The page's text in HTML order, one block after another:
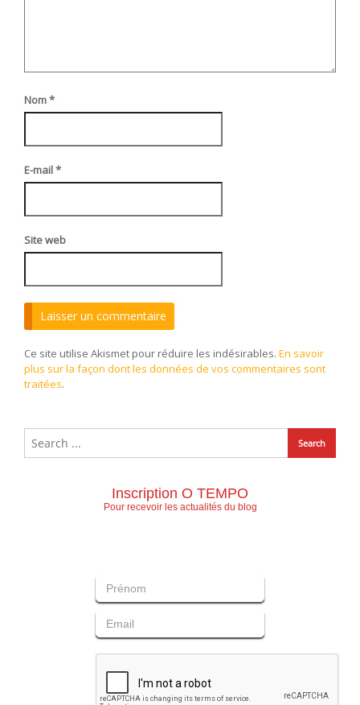
Nom*
E-mail*
Site web
Ce site utilise Akismet pour réduire les indésirables. En savoir
plus sur la façon dont les données de vos commentaires sont
traitées.
Inscription O TEMPO
Pour recevoir les actualités du blog